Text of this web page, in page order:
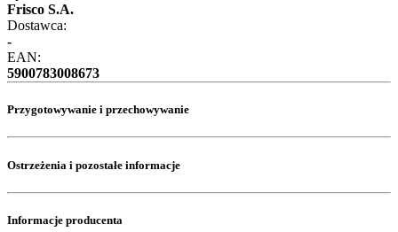
Frisco S.A.
Dostawca:
-
EAN:
5900783008673
Przygotowywanie i przechowywanie
Ostrzeżenia i pozostałe informacje
Informacje producenta